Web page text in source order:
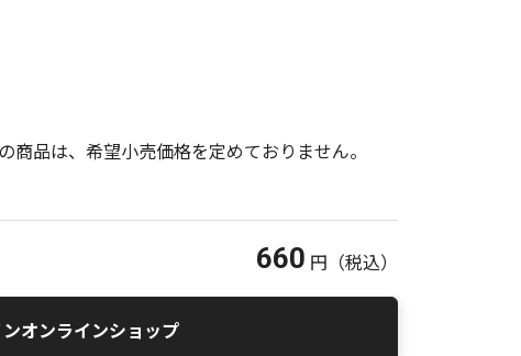
商品は、希望小売価格を定めておりません。
660 円 （税込）
オンラインショップ